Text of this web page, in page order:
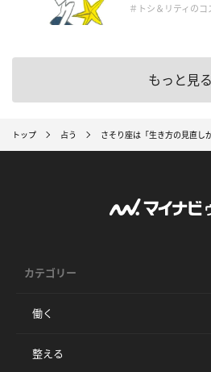
＃トシ＆リティのコ
もっと見る
トップ 占う さそり座は「生き方の見直し
カテゴリー
働く
整える